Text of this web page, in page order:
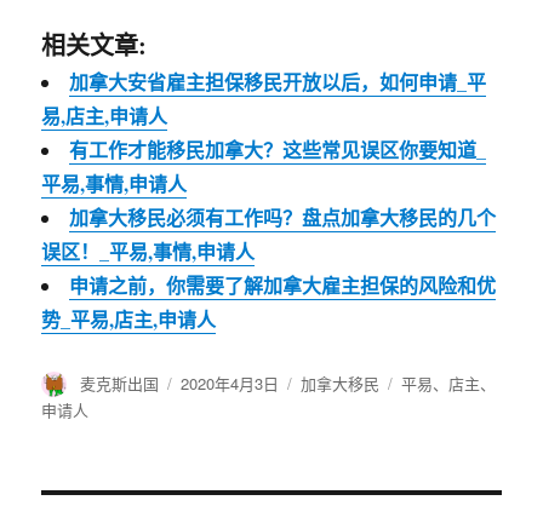
相关文章:
加拿大安省雇主担保移民开放以后，如何申请_平
易,店主,申请人
有工作才能移民加拿大？这些常见误区你要知道_
平易,事情,申请人
加拿大移民必须有工作吗？盘点加拿大移民的几个
误区！_平易,事情,申请人
申请之前，你需要了解加拿大雇主担保的风险和优
势_平易,店主,申请人
作
者
麦克斯出国
发
2020年4月3日
分
加拿大移民
标
平易、 店主、
申请人